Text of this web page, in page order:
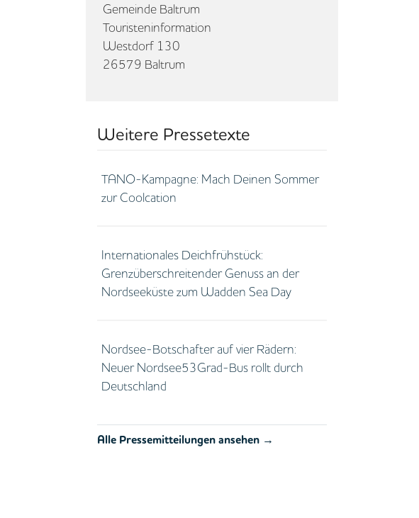
Gemeinde Baltrum
Touristeninformation
Westdorf 130
26579 Baltrum
Weitere Pressetexte
TANO-Kampagne: Mach Deinen Sommer
zur Coolcation
Internationales Deichfrühstück:
Grenzüberschreitender Genuss an der
Nordseeküste zum Wadden Sea Day
Nordsee-Botschafter auf vier Rädern:
Neuer Nordsee53Grad-Bus rollt durch
Deutschland
Alle Pressemitteilungen ansehen →